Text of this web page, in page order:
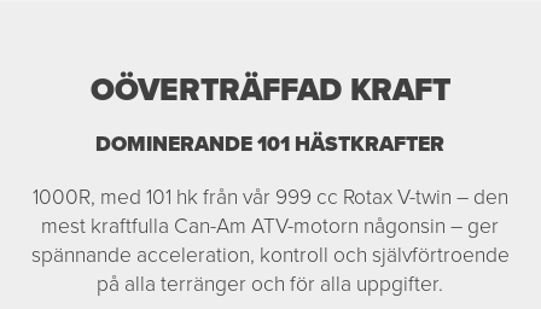
OÖVERTRÄFFAD KRAFT
DOMINERANDE 101 HÄSTKRAFTER
1000R, med 101 hk från vår 999 cc Rotax V-twin – den
mest kraftfulla Can-Am ATV-motorn någonsin – ger
spännande acceleration, kontroll och självförtroende
på alla terränger och för alla uppgifter.